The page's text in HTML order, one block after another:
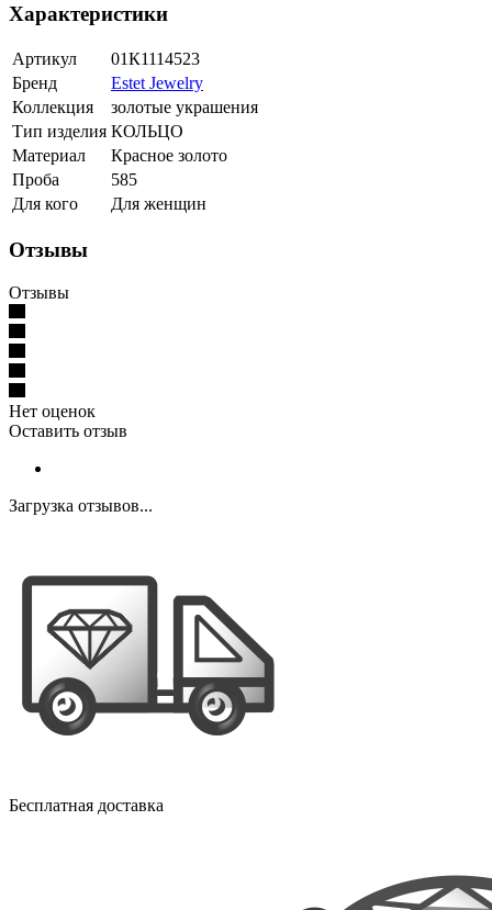
Характеристики
Артикул
01К1114523
Бренд
Estet Jewelry
Коллекция
золотые украшения
Тип изделия КОЛЬЦО
Материал
Красное золото
Проба
585
Для кого
Для женщин
Отзывы
Отзывы
Нет оценок
Оставить отзыв
Загрузка отзывов...
Бесплатная доставка